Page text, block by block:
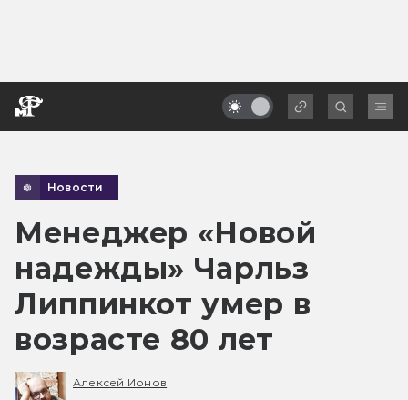
Новости
Менеджер «Новой
надежды» Чарльз
Липпинкот умер в
возрасте 80 лет
Алексей Ионов